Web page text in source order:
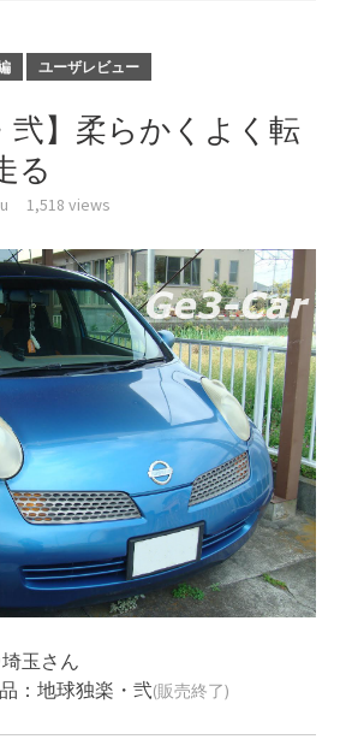
ユーザレビュー
弐】柔らかくよく転
る
1,518 views
玉さん
： 地球独楽・弐(販売終了)